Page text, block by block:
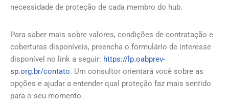
necessidade de proteção de cada membro do hub.
Para saber mais sobre valores, condições de contratação e
coberturas disponíveis, preencha o formulário de interesse
disponível no link a seguir: https://lp.oabprev-
sp.org.br/contato. Um consultor orientará você sobre as
opções e ajudar a entender qual proteção faz mais sentido
para o seu momento.